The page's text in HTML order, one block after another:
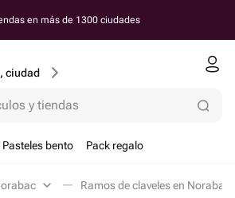
en más de 1300 ciudades
ciudad
y tiendas
Pasteles bento Pack regalo
Ramos de claveles en Norabac